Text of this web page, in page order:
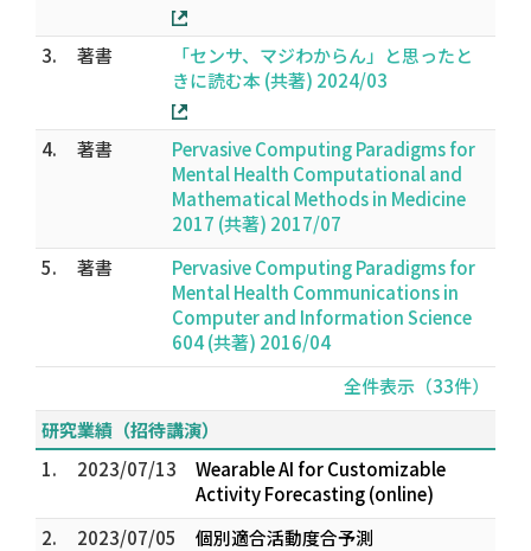
3. 著書
「センサ、マジわからん」と思ったと
きに読む本 (共著) 2024/03
4. 著書
Pervasive Computing Paradigms for
Mental Health Computational and
Mathematical Methods in Medicine
2017 (共著) 2017/07
5.
著書
Pervasive Computing Paradigms for
Mental Health Communications in
Computer and Information Science
604 (共著) 2016/04
全件表示（33件）
研究業績（招待講演）
1.
2023/07/13
Wearable AI for Customizable
Activity Forecasting (online)
2.
2023/07/05
個別適合活動度合予測